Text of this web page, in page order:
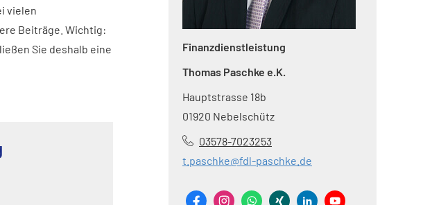
Finanzdienstleistung
Thomas Paschke e.K.
Hauptstrasse 18b
01920 Nebelschütz
03578-7023253
t.paschke@fdl-paschke.de
vielen
Beiträge. Wichtig:
Sie deshalb eine